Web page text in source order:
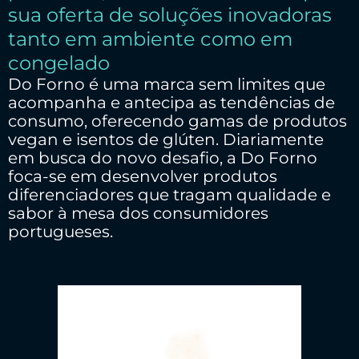
sua oferta de soluções inovadoras
tanto em ambiente como em
congelado
Do Forno é uma marca sem limites que
acompanha e antecipa as tendências de
consumo, oferecendo gamas de produtos
vegan e isentos de glúten. Diariamente
em busca do novo desafio, a Do Forno
foca-se em desenvolver produtos
diferenciadores que tragam qualidade e
sabor à mesa dos consumidores
portugueses.